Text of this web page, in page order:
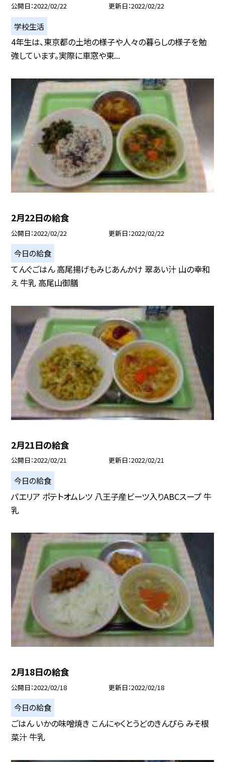
公開日 2022/02/22 更新日 2022/02/22
学校生活
4年生は、東京都の土地の様子や人々の暮らしの様子を勉
強しています。実際に車窓や東...
2月22日の給食
公開日 2022/02/22 更新日 2022/02/22
今日の給食
てんぐごはん 高尾揚げもみじあんかけ 翠あい汁 山の幸和
え 牛乳 高尾山御膳
2月21日の給食
公開日 2022/02/21 更新日 2022/02/21
今日の給食
パエリア ポテトオムレツ 八王子産ビーツ入りABCスープ 牛
乳
2月18日の給食
公開日 2022/02/18 更新日 2022/02/18
今日の給食
ごはん いかの味噌焼き こんにゃくとうどのきんぴら みそ根
菜汁 牛乳